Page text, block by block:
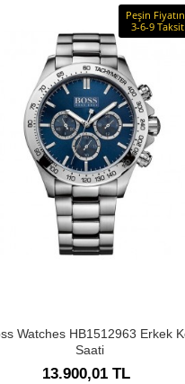
Peşin
3-6-9 Taksit
Watches HB1512963 Erkek
Saati
13.900,01 TL